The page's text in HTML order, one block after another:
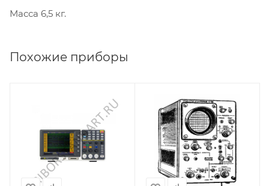
Масса 6,5 кг.
Похожие приборы